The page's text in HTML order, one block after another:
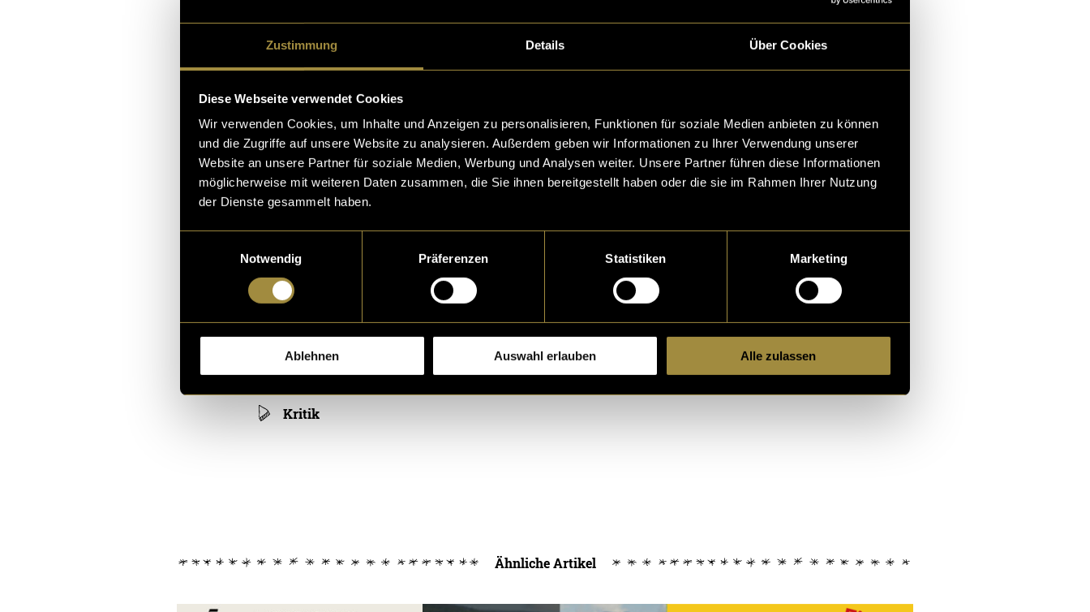
Zustimmung Details Über Cookies
Diese Webseite verwendet Cookies
Wir verwenden Cookies, um Inhalte und Anzeigen zu personalisieren, Funktionen für soziale Medien anbieten zu können
und die Zugriffe auf unsere Website zu analysieren. Außerdem geben wir Informationen zu Ihrer Verwendung unserer
Website an unsere Partner für soziale Medien, Werbung und Analysen weiter. Unsere Partner führen diese Informationen
möglicherweise mit weiteren Daten zusammen, die Sie ihnen bereitgestellt haben oder die sie im Rahmen Ihrer Nutzung
der Dienste gesammelt haben.
Notwendig
Präferenzen Statistiken Marketing
Ablehnen Auswahl erlauben Alle zulassen
Die aktuelle Folge finden Sie
Der Podcast ist auch auf
(ash)
Kritik
Ähnliche Artikel